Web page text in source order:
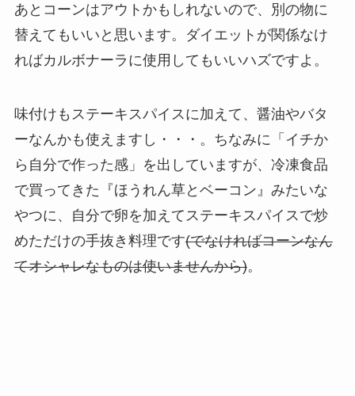
あとコーンはアウトかもしれないので、別の物に
替えてもいいと思います。ダイエットが関係なけ
ればカルボナーラに使用してもいいハズですよ。
味付けもステーキスパイスに加えて、醤油やバタ
ーなんかも使えますし・・・。ちなみに「イチか
ら自分で作った感」を出していますが、冷凍食品
で買ってきた『ほうれん草とベーコン』みたいな
やつに、自分で卵を加えてステーキスパイスで炒
めただけの手抜き料理です(でなければコーンなん
てオシャレなものは使いませんから)。